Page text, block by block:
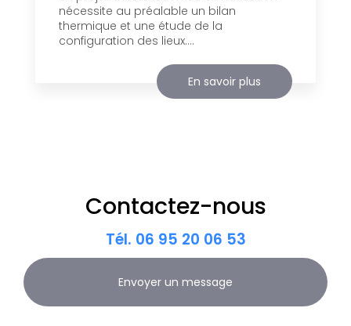
nécessite au préalable un bilan
thermique et une étude de la
configuration des lieux....
En savoir plus
Contactez-nous
Tél. 06 95 20 06 53
Envoyer un message